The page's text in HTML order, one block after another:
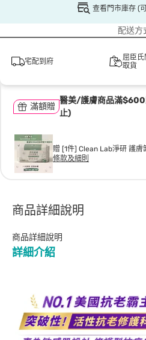
查看門市庫存 (
配送方
宅配到府
屈臣氏
取貨
滿額贈
醫美/護膚商品滿$600
止)
贈 [1件] Clean Lab淨研 護
條款及細則
商品詳細說明
商品詳細說明
詳細介紹